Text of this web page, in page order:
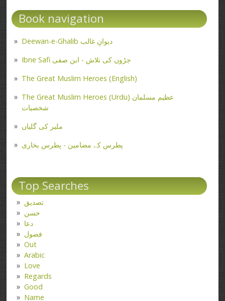
Book navigation
Deewan-e-Ghalib دیوانِ غالب
Ibne Safi جڑوں کی تلاش - ابن صفی
The Great Muslim Heroes (English)
The Great Muslim Heroes (Urdu) عظیم مسلمان
شخصیات
ملیر کی گلیاں
پطرس کے مضامین - پطرس بخاری
Top Searches
تصدیق
حسن
دعا
فضول
Out
Arabic
Love
Regards
Good
Name